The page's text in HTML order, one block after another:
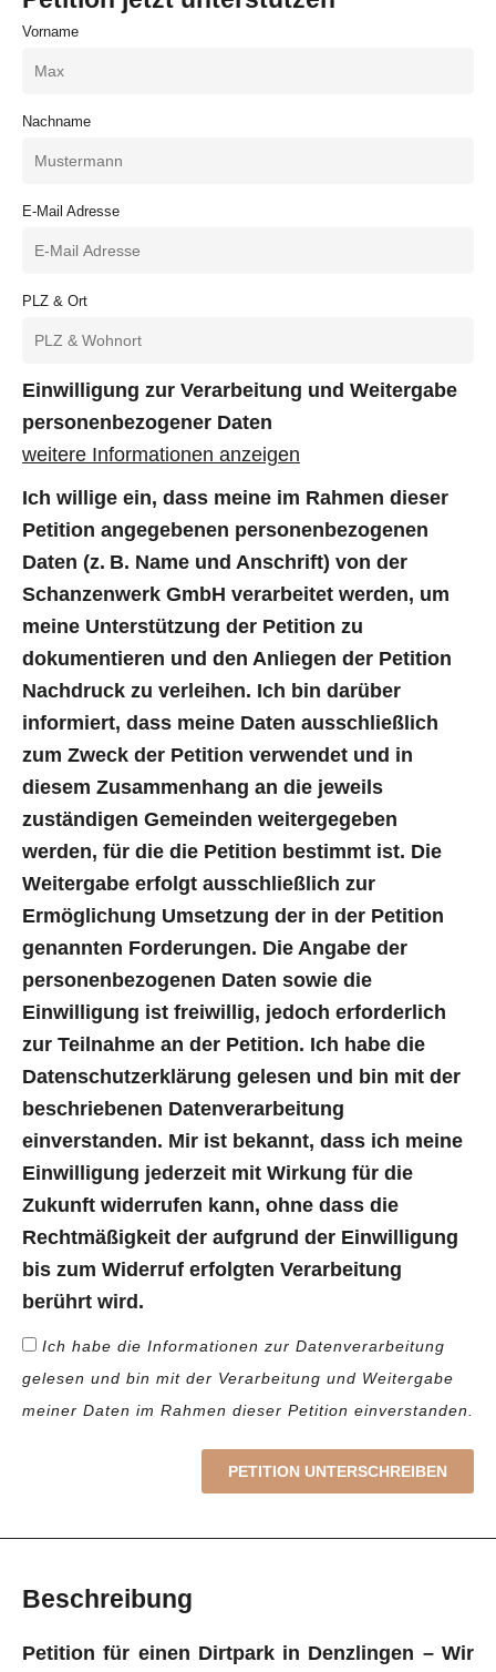
Beschreibung
Petition für einen Dirtpark in Denzlingen – Wir
Vorname
Nachname
E-Mail Adresse
PLZ & Ort
Einwilligung zur Verarbeitung und Weitergabe
personenbezogener Daten
weitere Informationen anzeigen
Ich willige ein, dass meine im Rahmen dieser
Petition angegebenen personenbezogenen
Daten (z. B. Name und Anschrift) von der
Schanzenwerk GmbH verarbeitet werden, um
meine Unterstützung der Petition zu
dokumentieren und den Anliegen der Petition
Nachdruck zu verleihen. Ich bin darüber
informiert, dass meine Daten ausschließlich
zum Zweck der Petition verwendet und in
diesem Zusammenhang an die jeweils
zuständigen Gemeinden weitergegeben
werden, für die die Petition bestimmt ist. Die
Weitergabe erfolgt ausschließlich zur
Ermöglichung Umsetzung der in der Petition
genannten Forderungen. Die Angabe der
personenbezogenen Daten sowie die
Einwilligung ist freiwillig, jedoch erforderlich
zur Teilnahme an der Petition. Ich habe die
Datenschutzerklärung gelesen und bin mit der
beschriebenen Datenverarbeitung
einverstanden. Mir ist bekannt, dass ich meine
Einwilligung jederzeit mit Wirkung für die
Zukunft widerrufen kann, ohne dass die
Rechtmäßigkeit der aufgrund der Einwilligung
bis zum Widerruf erfolgten Verarbeitung
berührt wird.
Ich habe die Informationen zur Datenverarbeitung
gelesen und bin mit der Verarbeitung und Weitergabe
meiner Daten im Rahmen dieser Petition einverstanden.
PETITION UNTERSCHREIBEN